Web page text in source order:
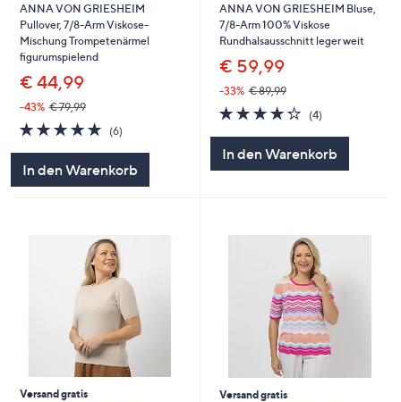
ANNA VON GRIESHEIM
Pullover, 7/8-Arm Viskose-
Mischung Trompetenärmel
figurumspielend
€ 44,99
-43% € 79,99
4.8
von
5
(6)
In den Warenkorb
ANNA VON GRIESHEIM Bluse,
7/8-Arm 100% Viskose
Rundhalsausschnitt leger weit
€ 59,99
-33% € 89,99
4.2
von
(4)4
In den Warenkorb
Versand gratis
Versand gratis